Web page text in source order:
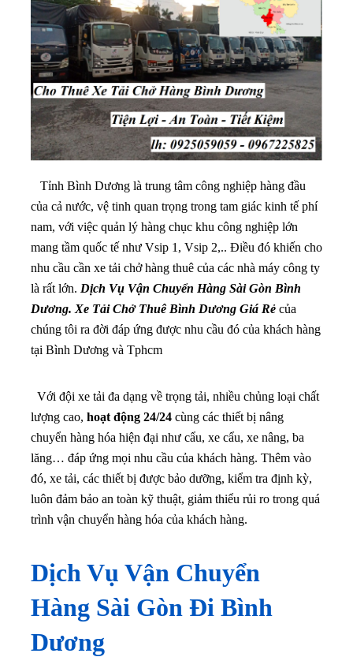
Tỉnh Bình Dương là trung tâm công nghiệp hàng đầu
của cả nước, vệ tinh quan trọng trong tam giác kinh tế phí
nam, với việc quản lý hàng chục khu công nghiệp lớn
mang tầm quốc tế như Vsip 1, Vsip 2,.. Điều đó khiến cho
nhu cầu cần xe tải chở hàng thuê của các nhà máy công ty
là rất lớn. Dịch Vụ Vận Chuyển Hàng Sài Gòn Bình
Dương. Xe Tải Chở Thuê Bình Dương Giá Rẻ của
chúng tôi ra đời đáp ứng được nhu cầu đó của khách hàng
tại Bình Dương và Tphcm
Với đội xe tải đa dạng về trọng tải, nhiều chủng loại chất
lượng cao, hoạt động 24/24 cùng các thiết bị nâng
chuyển hàng hóa hiện đại như cẩu, xe cẩu, xe nâng, ba
lăng… đáp ứng mọi nhu cầu của khách hàng. Thêm vào
đó, xe tải, các thiết bị được bảo dưỡng, kiểm tra định kỳ,
luôn đảm bảo an toàn kỹ thuật, giảm thiểu rủi ro trong quá
trình vận chuyển hàng hóa của khách hàng.
Dịch Vụ Vận Chuyển
Hàng Sài Gòn Đi Bình
Dương